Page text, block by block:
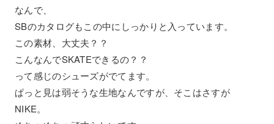
なんで、
SBのカタログもこの中にしっかりと入っています。
この素材、大丈夫？？
こんなんでSKATEできるの？？
って感じのシューズがでてます。
ぱっと見は弱そうな生地なんですが、そこはさすが
NIKE。